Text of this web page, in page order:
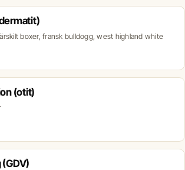
boxer, fransk bulldogg, west highland white
(otit)